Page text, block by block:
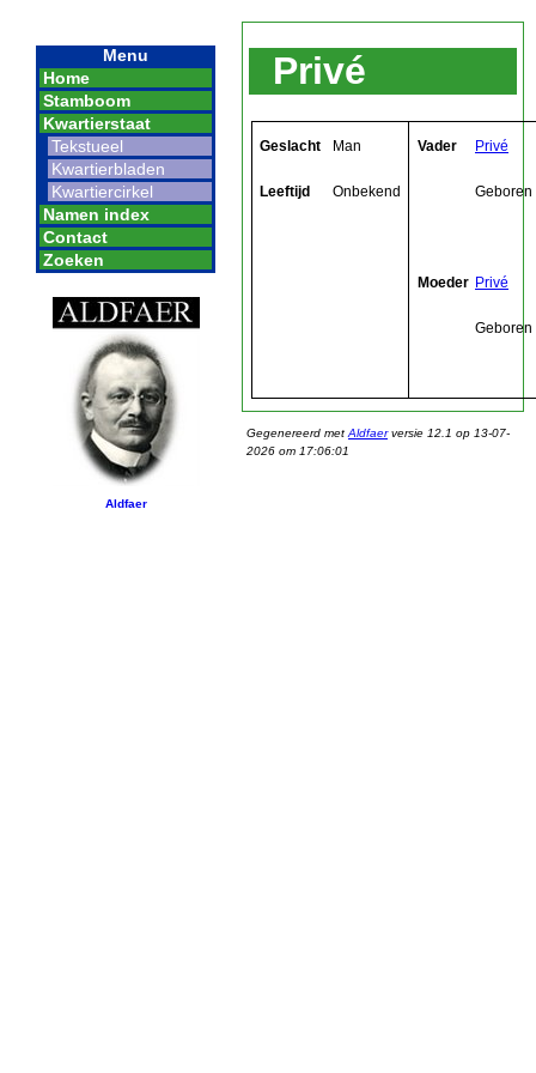
Menu
Home
Stamboom
Kwartierstaat
Tekstueel
Kwartierbladen
Kwartiercirkel
Namen index
Contact
Zoeken
Aldfaer
Privé
Geslacht Man
Leeftijd Onbekend
Vader Privé
Geboren
Moeder Privé
Geboren
Gegenereerd met Aldfaerversie 12.1 op 13-07-
2026 om 17:06:01